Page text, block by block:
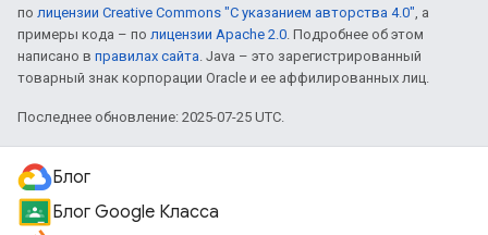
по лицензии Creative Commons "С указанием авторства 4.0", а
примеры кода – по лицензии Apache 2.0. Подробнее об этом
написано в правилах сайта. Java – это зарегистрированный
товарный знак корпорации Oracle и ее аффилированных лиц.
Последнее обновление: 2025-07-25 UTC.
Блог
Блог Google Класса